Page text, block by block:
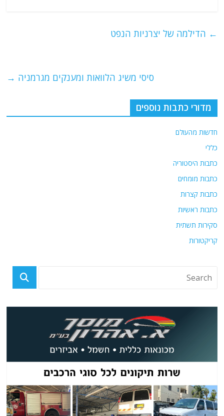
s
g
l
er
e
o
← הדילמה של יצרניות הנפט
סיסי משיג הלוואות ומענקים מגרמניה →
מדורי כתבות נוספים
חדשות מהעולם
כללי
כתבות היסטוריה
כתבות מומחים
כתבות קצרות
כתבות ראשיות
סקירות תשתית
קריקטורות